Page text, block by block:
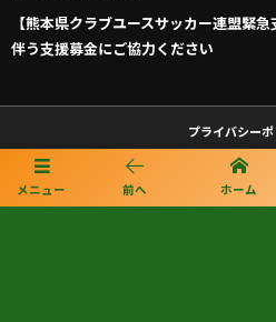
メニュー 前へ ホーム
【熊本県クラブユースサッカー連盟緊
伴う支援募金にご協力ください
プライバシー
利用規約